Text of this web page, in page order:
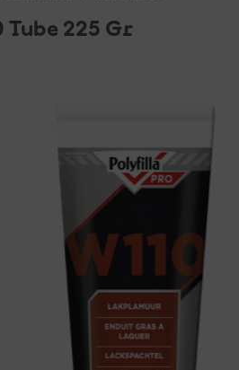
225 Gr